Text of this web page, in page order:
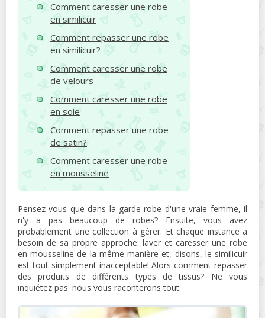
Comment caresser une robe
en similicuir
Comment repasser une robe
en similicuir?
Comment caresser une robe
de velours
Comment caresser une robe
en soie
Comment repasser une robe
de satin?
Comment caresser une robe
en mousseline
Pensez-vous que dans la garde-robe d'une vraie femme, il
n'y a pas beaucoup de robes? Ensuite, vous avez
probablement une collection à gérer. Et chaque instance a
besoin de sa propre approche: laver et caresser une robe
en mousseline de la même manière et, disons, le similicuir
est tout simplement inacceptable! Alors comment repasser
des produits de différents types de tissus? Ne vous
inquiétez pas: nous vous raconterons tout.